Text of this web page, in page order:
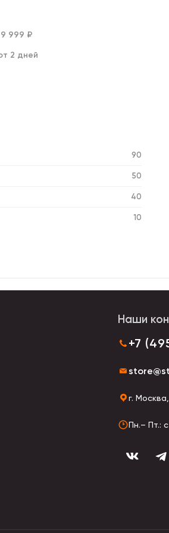
9 999 ₽
2 дней
90
50
40
10
Наши
+7
г.
Пн.– Пт.: